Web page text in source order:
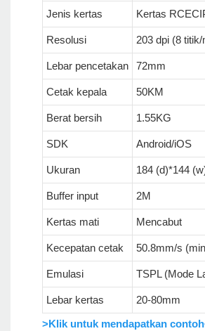
Jenis kertas Kertas
Resolusi 203 dpi (8
Lebar pencetakan 72mm
Cetak kepala 50KM
Berat bersih 1.55KG
SDK Android/iOS
Ukuran 184 (d)*144
Buffer input 2M
Kertas mati Mencabut
Kecepatan cetak 50.8mm/s
Emulasi TSPL (Mode
Lebar kertas
20-80mm
>Klik untuk mendapatkan